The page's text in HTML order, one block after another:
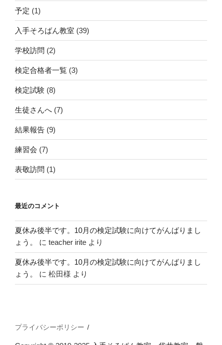
予定 (1)
入手そろばん教室 (39)
学校訪問 (2)
検定合格者一覧 (3)
検定試験 (8)
生徒さんへ (7)
結果報告 (9)
練習会 (7)
表敬訪問 (1)
最近のコメント
夏休み後半です。10月の検定試験に向けてがんばりまし
ょう。
に teacher irite より
夏休み後半です。10月の検定試験に向けてがんばりまし
ょう。
に 松田様 より
プライバシーポリシー